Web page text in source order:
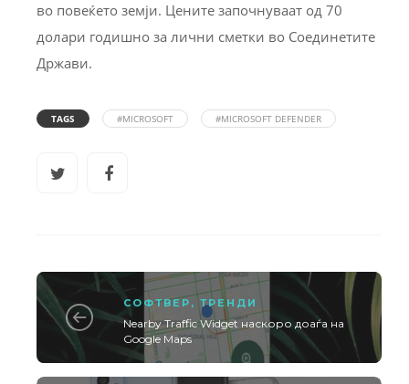
во повеќето земји. Цените започнуваат од 70
долари годишно за лични сметки во Соединетите
Држави.
TAGS #MICROSOFT #MICROSOFT DEFENDER
СОФТВЕР , ТРЕНДИ
Nearby Traffic Widget наскоро доаѓа на
Google Maps